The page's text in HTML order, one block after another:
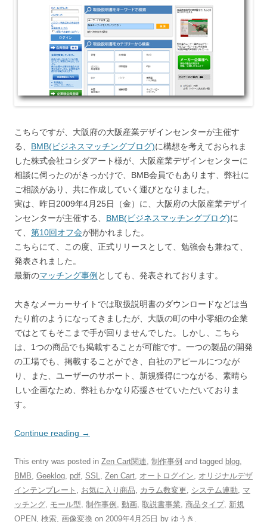
こちらですが、大阪府の大阪産業デザインセンターが主催す
る、 BMB(ビジネスマッチングブログ)に構想を考えておられま
した株式会社コシダアート様が、大阪産業デザインセンターに
相談に伺ったのがきっかけで、BMB会員でもあります、弊社に
ご相談があり、共に作成していく運びとなりました。
実は、昨日2009年4月25日（金）に、大阪府の大阪産業デザイ
ンセンターが主催する、 BMB(ビジネスマッチングブログ)に
て、 第10回オフ会が開かれました。
こちらにて、この度、正式リリースとして、勉強会も兼ねて、
発表されました。
最新のマッチング事例 としても、発表されております。
大きなメーカーサイトでは取扱説明書のダウンロードなどは当
たり前のようになってきましたが、大阪の町の中小零細の企業
ではとてもそこまで手が回りませんでした。しかし、こちら
は、1つの商品でも掲載することが可能です。一つの製品の開発
の工場でも、掲載することができ、自社のアピールにつなが
り、また、ユーザーのサポート、新規獲得につながる、素晴ら
しい企画なため、弊社もかなり応援させていただいておりま
す。
Continue reading →
This entry was posted in Zen Cart関連 制作事例 and tagged blog
BMB Geeklog pdf SSL Zen Cart オートログイン
オリジナルデザ
インテンプレート
お気に入り商品 カラム数変更 システム連動
マ
ッチング モール型 制作事例 動画 取説書事業 商品タイプ, 新規
OPEN
検索 画像変換 on 2009年4月25日 by ゆうき